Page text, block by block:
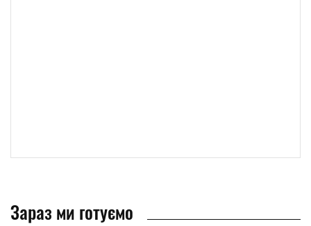
Зараз ми готуємо